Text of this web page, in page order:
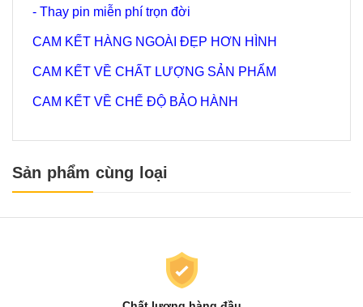
- Thay pin miễn phí trọn đời
CAM KẾT HÀNG NGOÀI ĐẸP HƠN HÌNH
CAM KẾT VỀ CHẤT LƯỢNG SẢN PHẨM
CAM KẾT VỀ CHẾ ĐỘ BẢO HÀNH
Sản phẩm cùng loại